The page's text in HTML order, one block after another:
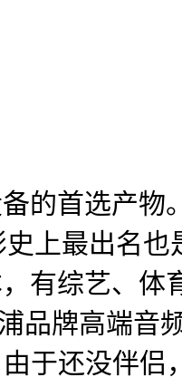
首选产物
上最出名
有综艺、体
品牌高端
于还没伴